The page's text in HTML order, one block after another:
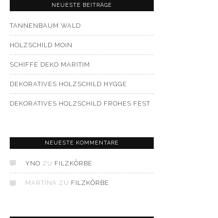
NEUESTE BEITRÄGE
TANNENBAUM WALD
HOLZSCHILD MOIN
SCHIFFE DEKO MARITIM
DEKORATIVES HOLZSCHILD HYGGE
DEKORATIVES HOLZSCHILD FROHES FEST
NEUESTE KOMMENTARE
YNO ZU FILZKÖRBE
MARTINA ZU FILZKÖRBE